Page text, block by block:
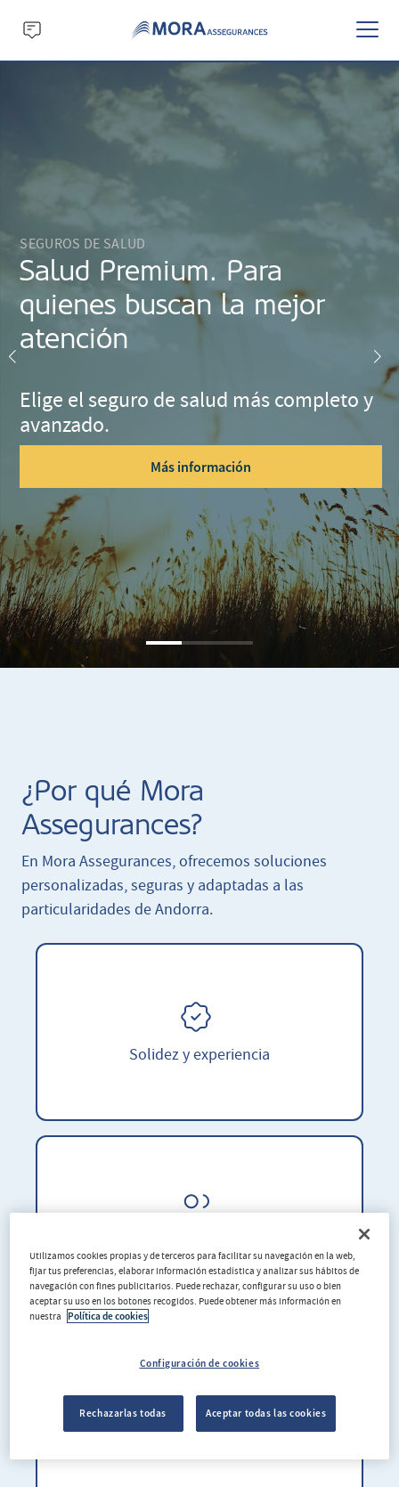
SEGUROS DE SALUD
Salud Premium. Para
quienes buscan la mejor
atención
Elige el seguro de salud más completo y
avanzado.
Más información
¿Por qué Mora
Assegurances?
En Mora Assegurances,ofrecemos soluciones
personalizadas, seguras y adaptadas a las
particularidades de Andorra.
Solidez y experiencia
Amplio catálogo de seguros
Utilizamos cookies propias y de terceros para facilitar su navegación en la web,
fijar tus preferencias, elaborar información estadística y analizar sus hábitos de
navegación con fines publicitarios. Puede rechazar, configurar su uso o bien
aceptar su uso en los botones recogidos. Puede obtener más información en
nuestra
Política de cookies
Configuración de cookies
Rechazarlas todas Aceptar todas las cookies